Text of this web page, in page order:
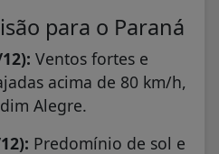
para o Paraná
Ventos fortes e
acima de 80 km/h,
Alegre.
Predomínio de sol e